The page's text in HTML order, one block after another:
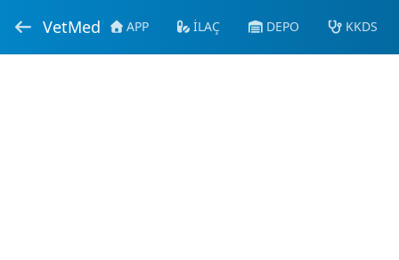
VetMed APP İLAÇ DEPO KKDS